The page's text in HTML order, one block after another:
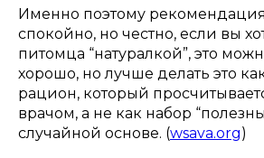
Именно поэтому
спокойно, но честно, если вы
питомца “натуралкой”, это
хорошо, но лучше делать это
рацион, который
врачом, а не как набор
случайной основе. (wsava.org)